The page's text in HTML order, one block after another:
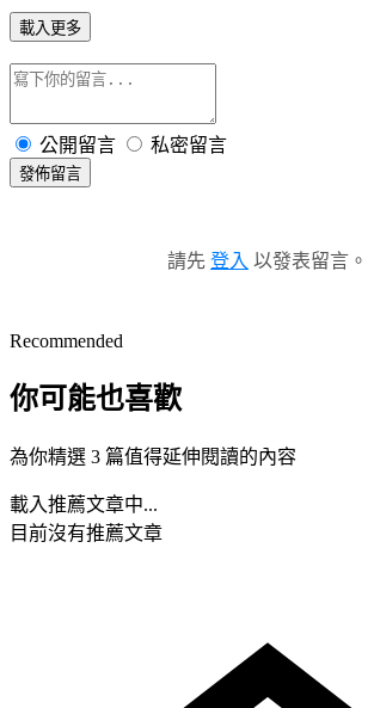
載入更多
公開留言 私密留言
發佈留言
請先 登入 以發表留言。
Recommended
你可能也喜歡
為你精選 3 篇值得延伸閱讀的內容
載入推薦文章中...
目前沒有推薦文章